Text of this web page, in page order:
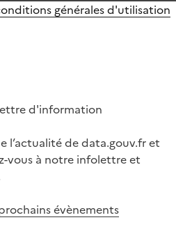
générales d'utilisation
d'information
l’actualité de data.gouv.fr et
vous à notre infolettre et
évènements